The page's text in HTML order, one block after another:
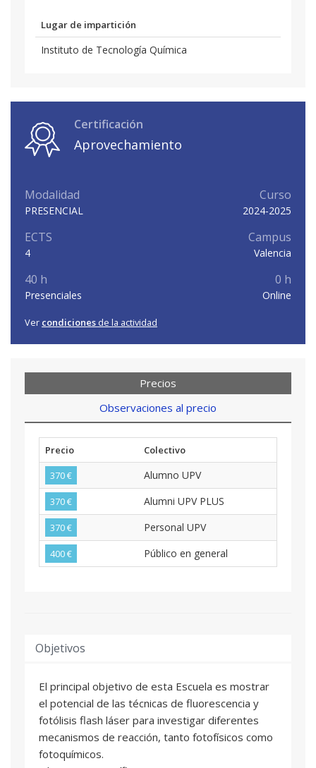
Lugar de impartición
Instituto de Tecnología Química
Certificación
Aprovechamiento
Modalidad
PRESENCIAL
Curso
2024-2025
ECTS
4
Campus
Valencia
40 h
Presenciales
0 h
Online
Ver condiciones de la actividad
Precios
Observaciones al precio
Precio
Colectivo
370 €
Alumno UPV
370 € Alumni UPV PLUS
370 € Personal UPV
400 € Público en general
Objetivos
El principal objetivo de esta Escuela es mostrar
el potencial de las técnicas de fluorescencia y
fotólisis flash láser para investigar diferentes
mecanismos de reacción, tanto fotofísicos como
fotoquímicos.